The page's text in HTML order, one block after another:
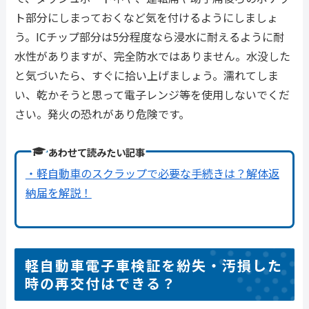
ト部分にしまっておくなど気を付けるようにしましょ
う。ICチップ部分は5分程度なら浸水に耐えるように耐
水性がありますが、完全防水ではありません。水没した
と気づいたら、すぐに拾い上げましょう。濡れてしま
い、乾かそうと思って電子レンジ等を使用しないでくだ
さい。発火の恐れがあり危険です。
あわせて読みたい記事
・軽自動車のスクラップで必要な手続きは？解体返
納届を解説！
軽自動車電子車検証を紛失・汚損した
時の再交付はできる？